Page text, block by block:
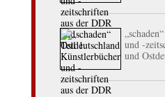
und -
und